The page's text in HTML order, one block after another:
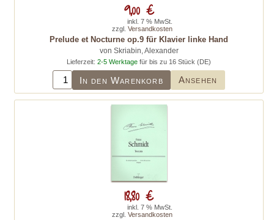
Prelude et Nocturne op.9 für Klavier linke Hand
von Skriabin, Alexander
Lieferzeit: 2-5 Werktage für bis zu 16 Stück (DE)
In den Warenkorb Ansehen
9,00 €
inkl. 7 % MwSt.
zzgl. Versandkosten
18,80 €
inkl. 7 % MwSt.
zzgl. Versandkosten